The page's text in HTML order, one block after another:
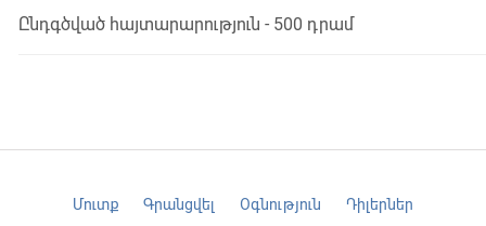
Ընդգծված հայտարարություն - 500 դրամ
Մուտք Գրանցվել Օգնություն
Դիլերներ